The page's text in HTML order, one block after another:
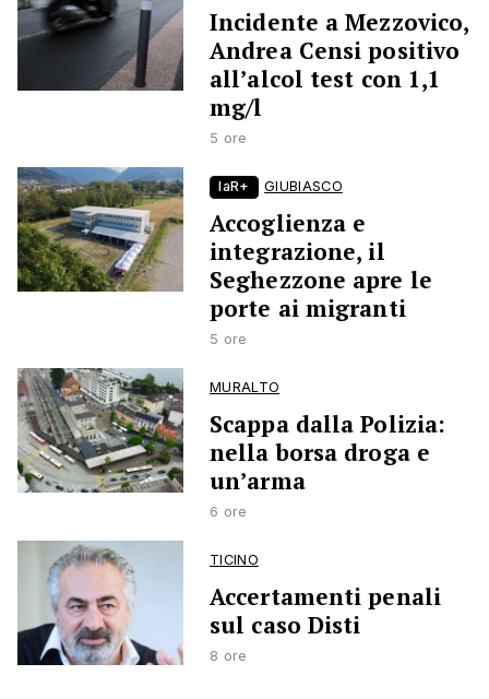
Incidente a Mezzovico,
Andrea Censi positivo
all’alcol test con 1,1
mg/l
5 ore
laR+ GIUBIASCO
Accoglienza e
integrazione, il
Seghezzone apre le
porte ai migranti
5 ore
MURALTO
Scappa dalla Polizia:
nella borsa droga e
un’arma
6 ore
TICINO
Accertamenti penali
sul caso Disti
8 ore